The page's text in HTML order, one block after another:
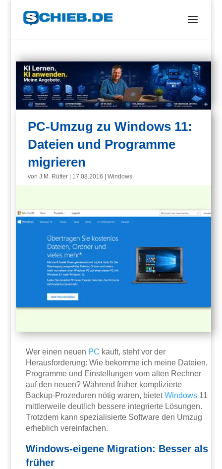
PC-Umzug zu Windows 11:
Dateien und Programme
migrieren
vonJ.M. Rütter 17.08.2016 |Windows
Wer einen neuen PC kauft, steht vor der
Herausforderung: Wie bekomme ich meine Dateien,
Programme und Einstellungen vom alten Rechner
auf den neuen? Während früher komplizierte
Backup-Prozeduren nötig waren, bietetWindows 11
mittlerweile deutlich bessere integrierte Lösungen.
Trotzdem kann spezialisierte Software den Umzug
erheblich vereinfachen.
Windows-eigene Migration: Besser als
früher